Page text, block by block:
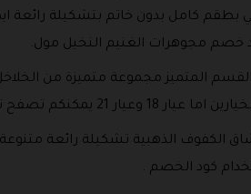
بطقم كامل بدون خاتم بتشكيلة رائعة
مجوهرات الغنيم النخيل مول.
المتميز مجموعة متميزة من
تشكيلة كل منهم واختيار ما تحبونه من بينها.
الكفوف الذهبية تشكيلة رائعة
كود الخصم .